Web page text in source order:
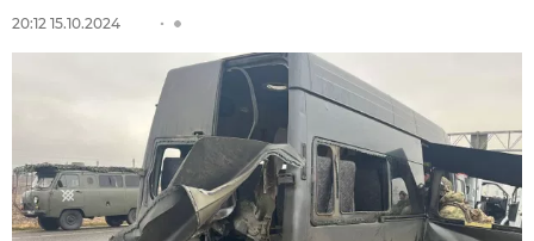
20:12 15.10.2024